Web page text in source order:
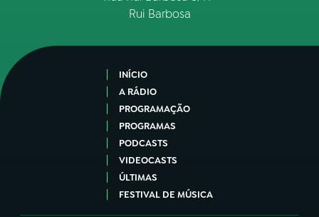
Rui Barbosa
INÍCIO
A RÁDIO
PROGRAMAÇÃO
PROGRAMAS
PODCASTS
VIDEOCASTS
ÚLTIMAS
FESTIVAL DE MÚSICA